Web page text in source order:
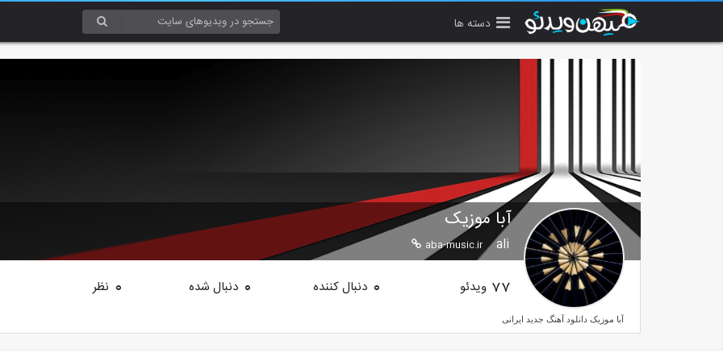
دسته ها
آبا موزیک
ali
aba-music.ir
77 ویدئو 0 دنبال کننده 0 دنبال شده 0 نظر
آبا موزیک دانلود آهنگ جدید ایرانی